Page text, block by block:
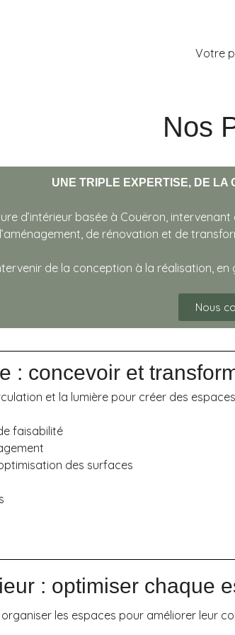
Votre
Nos
UNE TRIPLE EXPERTISE, DE LA
d’intérieur basée à Couëron,
de rénovation et de
de la conception à la réalisation,
Nous
: concevoir et
et la lumière pour créer des
faisabilité
des surfaces
: optimiser chaque
les espaces pour améliorer leur